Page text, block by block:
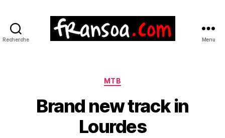
Recherche Menu
Catégories
MTB
Brand new track in
Lourdes